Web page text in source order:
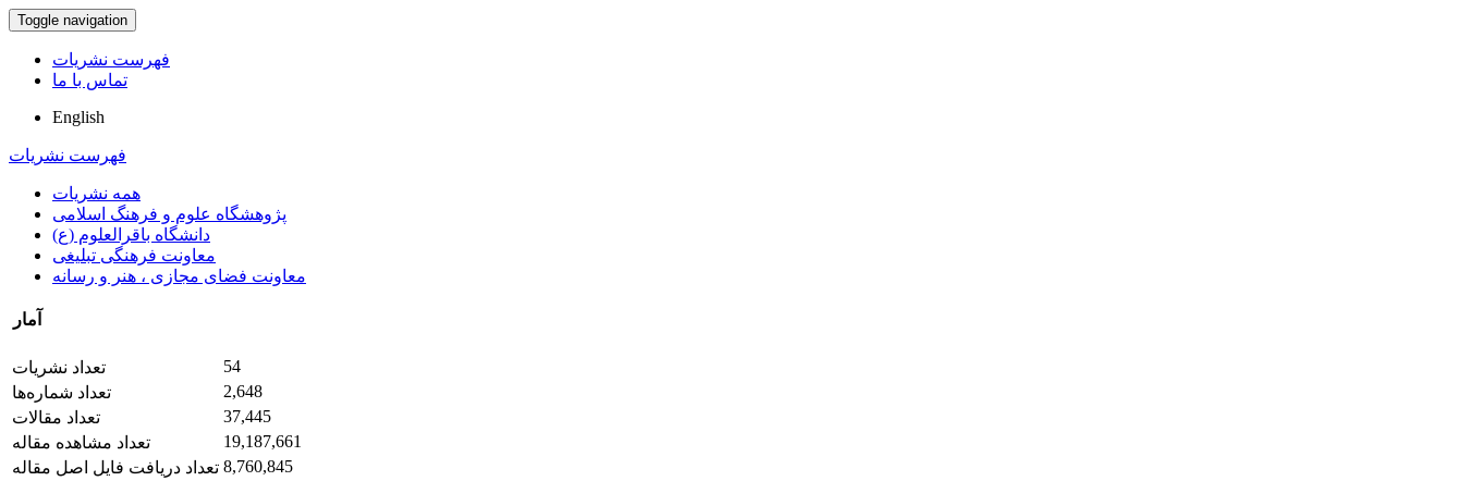
Toggle navigation
فهرست نشریات
تماس با ما
English
فهرست نشریات
همه نشریات
پژوهشگاه علوم و فرهنگ اسلامی
دانشگاه باقرالعلوم (ع)
معاونت فرهنگی تبلیغی
معاونت فضای مجازی ، هنر و رسانه
آمار
تعداد نشریات
54
تعداد شماره‌ها
2,648
تعداد مقالات
37,445
تعداد مشاهده مقاله
19,187,661
تعداد دریافت فایل اصل مقاله 8,760,845